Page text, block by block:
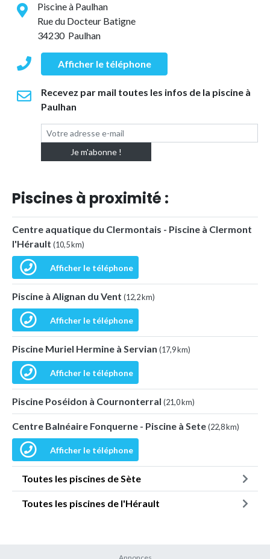
Piscine à Paulhan
Rue du Docteur Batigne
34230 Paulhan
Afficher le téléphone
Recevez par mail toutes les infos de la piscine à
Paulhan
Piscines à proximité :
Centre aquatique du Clermontais - Piscine à Clermont
l'Hérault (10,5 km)
Afficher le téléphone
Piscine à Alignan du Vent (12,2 km)
Afficher le téléphone
Piscine Muriel Hermine à Servian (17,9 km)
Afficher le téléphone
Piscine Poséidon à Cournonterral (21,0 km)
Centre Balnéaire Fonquerne - Piscine à Sete(22,8 km)
Afficher le téléphone
Toutes les piscines de Sète
Toutes les piscines de l'Hérault